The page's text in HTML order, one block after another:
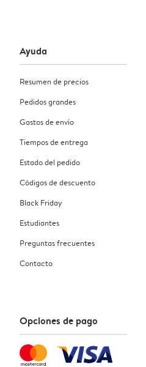
Ayuda
Resumen de precios
Pedidos grandes
Gastos de envío
Tiempos de entrega
Estado del pedido
Códigos de descuento
Black Friday
Estudiantes
Preguntas frecuentes
Contacto
Opciones de pago